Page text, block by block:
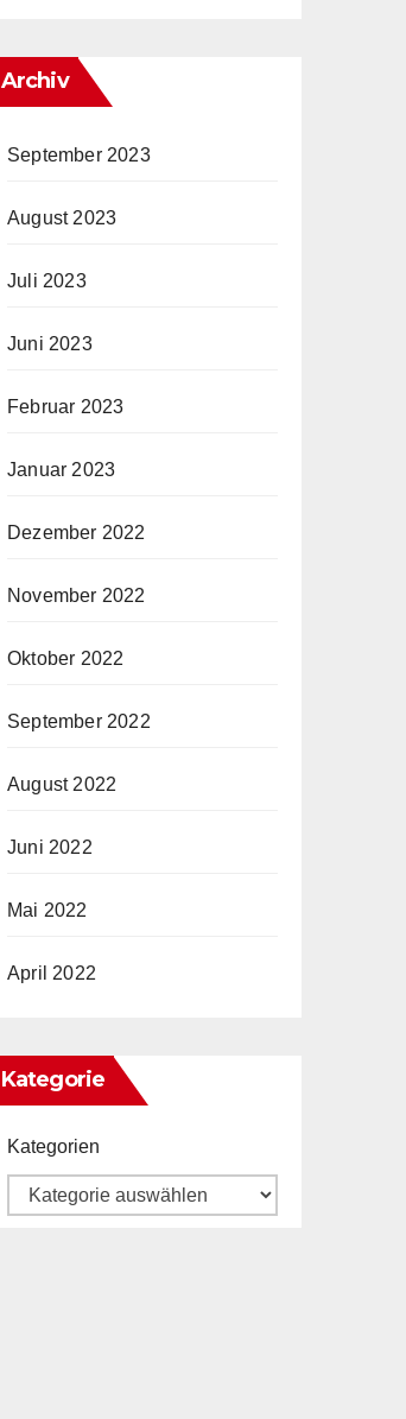
Archiv
September 2023
August 2023
Juli 2023
Juni 2023
Februar 2023
Januar 2023
Dezember 2022
November 2022
Oktober 2022
September 2022
August 2022
Juni 2022
Mai 2022
April 2022
Kategorie
Kategorien